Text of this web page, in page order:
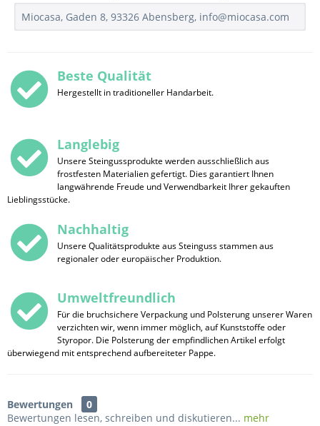
Miocasa, Gaden 8, 93326 Abensberg, info@miocasa.com
Beste Qualität
Hergestellt in traditioneller Handarbeit.
Langlebig
Unsere Steingussprodukte werden ausschließlich aus
frostfesten Materialien gefertigt. Dies garantiert Ihnen
langwährende Freude und Verwendbarkeit Ihrer gekauften
Lieblingsstücke.
Nachhaltig
Unsere Qualitätsprodukte aus Steinguss stammen aus
regionaler oder europäischer Produktion.
Umweltfreundlich
Für die bruchsichere Verpackung und Polsterung unserer Waren
verzichten wir, wenn immer möglich, auf Kunststoffe oder
Styropor. Die Polsterung der empfindlichen Artikel erfolgt
überwiegend mit entsprechend aufbereiteter Pappe.
Bewertungen
0
Bewertungen lesen, schreiben und diskutieren... mehr